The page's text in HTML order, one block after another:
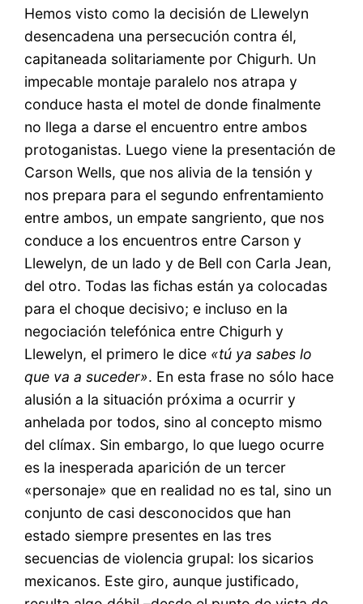
Hemos visto como la decisión de Llewelyn
desencadena una persecución contra él,
capitaneada solitariamente por Chigurh. Un
impecable montaje paralelo nos atrapa y
conduce hasta el motel de donde finalmente
no llega a darse el encuentro entre ambos
protoganistas. Luego viene la presentación de
Carson Wells, que nos alivia de la tensión y
nos prepara para el segundo enfrentamiento
entre ambos, un empate sangriento, que nos
conduce a los encuentros entre Carson y
Llewelyn, de un lado y de Bell con Carla Jean,
del otro. Todas las fichas están ya colocadas
para el choque decisivo; e incluso en la
negociación telefónica entre Chigurh y
Llewelyn, el primero le dice «tú ya sabes lo
que va a suceder». En esta frase no sólo hace
alusión a la situación próxima a ocurrir y
anhelada por todos, sino al concepto mismo
del clímax. Sin embargo, lo que luego ocurre
es la inesperada aparición de un tercer
«personaje» que en realidad no es tal, sino un
conjunto de casi desconocidos que han
estado siempre presentes en las tres
secuencias de violencia grupal: los sicarios
mexicanos. Este giro, aunque justificado,